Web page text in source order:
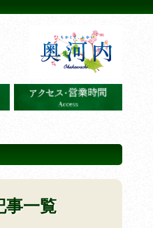
事一覧